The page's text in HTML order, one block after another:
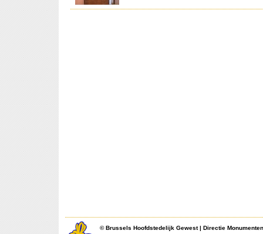
©Brussels Hoofdstedelijk Gewest| Directie